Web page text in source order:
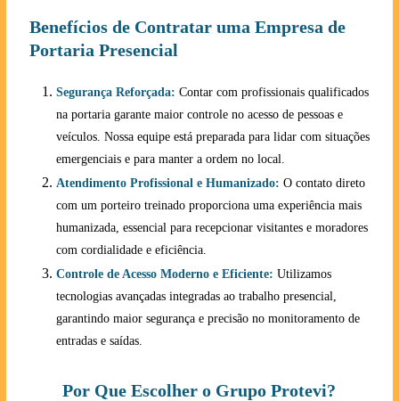
Benefícios de Contratar uma Empresa de
Portaria Presencial
Segurança Reforçada: Contar com profissionais qualificados
na portaria garante maior controle no acesso de pessoas e
veículos. Nossa equipe está preparada para lidar com situações
emergenciais e para manter a ordem no local.
Atendimento Profissional e Humanizado: O contato direto
com um porteiro treinado proporciona uma experiência mais
humanizada, essencial para recepcionar visitantes e moradores
com cordialidade e eficiência.
Controle de Acesso Moderno e Eficiente: Utilizamos
tecnologias avançadas integradas ao trabalho presencial,
garantindo maior segurança e precisão no monitoramento de
entradas e saídas.
Por Que Escolher o Grupo Protevi?